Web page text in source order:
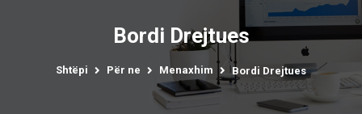
Bordi Drejtues
Shtëpi Për ne Menaxhim Bordi Drejtues